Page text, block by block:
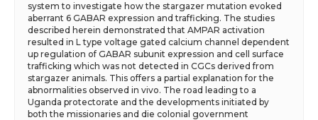
system to investigate how the stargazer mutation evoked
aberrant 6 GABAR expression and trafficking. The studies
described herein demonstrated that AMPAR activation
resulted in L type voltage gated calcium channel dependent
up regulation of GABAR subunit expression and cell surface
trafficking which was not detected in CGCs derived from
stargazer animals. This offers a partial explanation for the
abnormalities observed in vivo. The road leading to a
Uganda protectorate and the developments initiated by
both the missionaries and die colonial government